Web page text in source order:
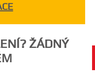
ŽÁDNÝ